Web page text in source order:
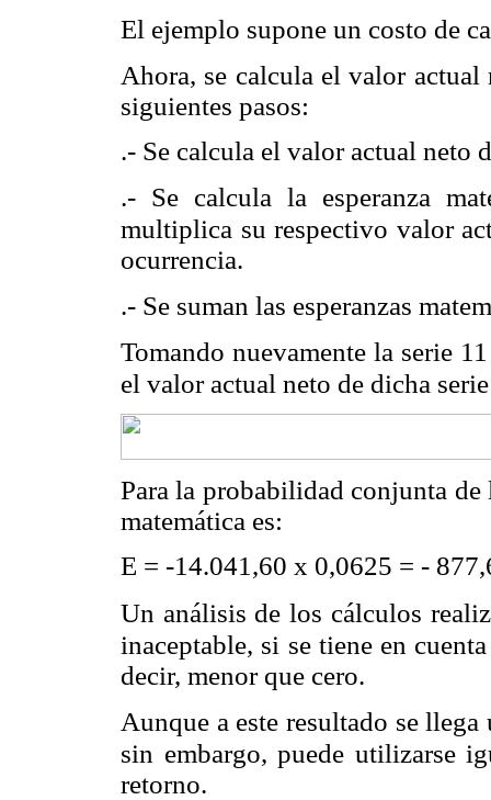
El ejemplo supone un costo de
Ahora, se calcula el valor
siguientes pasos:
.- Se calcula el valor actual neto
.- Se calcula la esperanza
multiplica su respectivo valor
ocurrencia.
.- Se suman las esperanzas
Tomando nuevamente la serie
el valor actual neto de dicha
Para la probabilidad conjunta de
matemática es:
E = -14.041,60 x 0,0625 = -
Un análisis de los cálculos
inaceptable, si se tiene en
decir, menor que cero.
Aunque a este resultado se
sin embargo, puede utilizarse
retorno.